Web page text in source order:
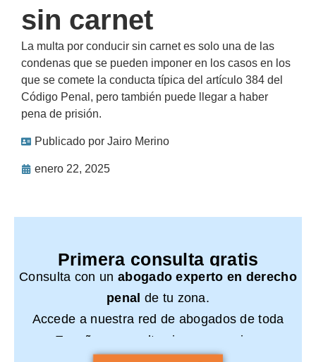
sin carnet
La multa por conducir sin carnet es solo una de las
condenas que se pueden imponer en los casos en los
que se comete la conducta típica del artículo 384 del
Código Penal, pero también puede llegar a haber
pena de prisión.
Publicado por Jairo Merino
enero 22, 2025
Primera consulta gratis
Consulta con un abogado experto en derecho
penal de tu zona.
Accede a nuestra red de abogados de toda
España y consulta sin compromiso.